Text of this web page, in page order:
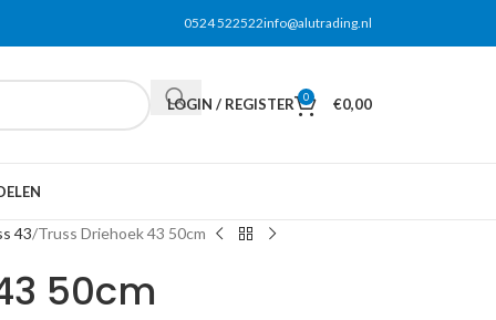
0524 522522info@alutrading.nl
LOGIN / REGISTER 0 €0,00
43 Truss Driehoek 43 50cm
50cm